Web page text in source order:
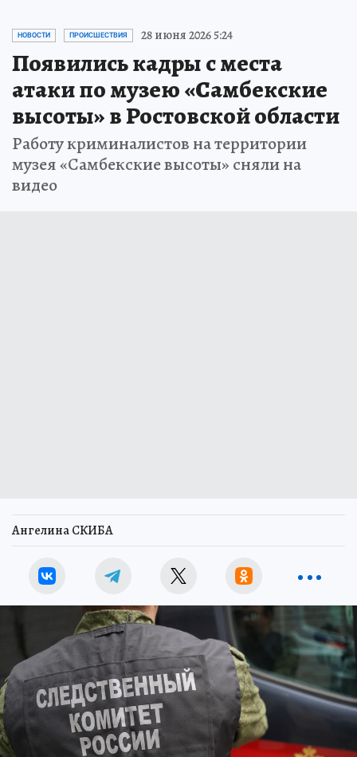
НОВОСТИ ПРОИСШЕСТВИЯ 28 июня 2026 5:24
Появились кадры с места
атаки по музею «Самбекские
высоты» в Ростовской области
Работу криминалистов на территории
музея «Самбекские высоты» сняли на
видео
Ангелина СКИБА